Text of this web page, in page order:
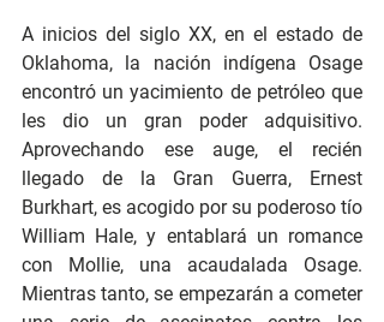
A inicios del siglo XX, en el estado de
Oklahoma, la nación indígena Osage
encontró un yacimiento de petróleo que
les dio un gran poder adquisitivo.
Aprovechando ese auge, el recién
llegado de la Gran Guerra, Ernest
Burkhart, es acogido por su poderoso tío
William Hale, y entablará un romance
con Mollie, una acaudalada Osage.
Mientras tanto, se empezarán a cometer